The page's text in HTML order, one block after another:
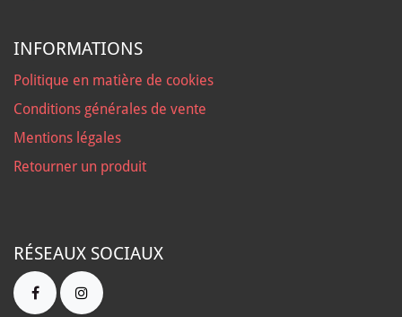
INFORMATIONS
Politique en matière de cookies
Conditions générales de vente
Mentions légales
Retourner un produit
RÉSEAUX SOCIAUX